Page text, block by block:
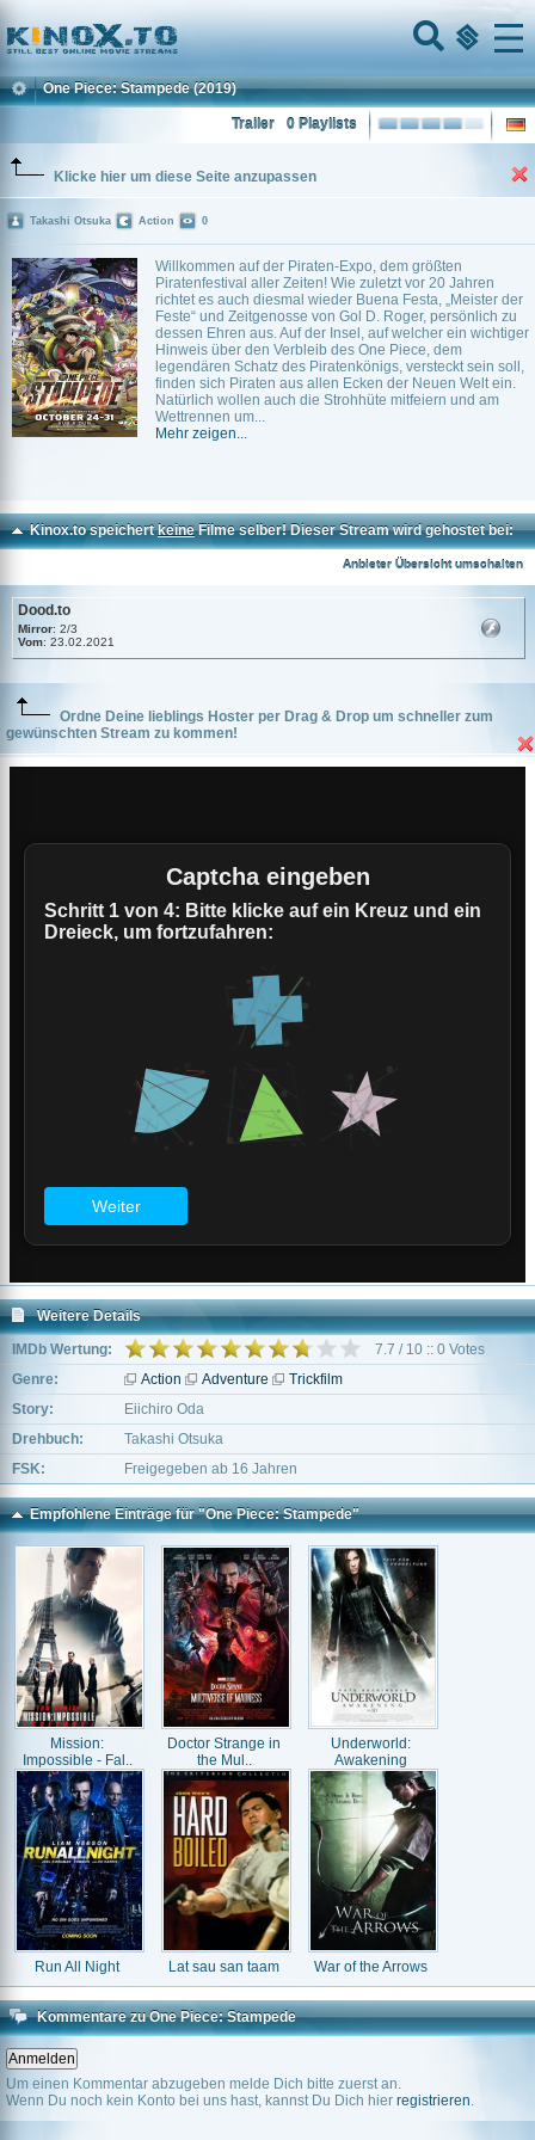
Home
Menu
One Piece: Stampede (2019)
0 Playlists
Trailer
Klicke hier um diese Seite anzupassen
Willkommen auf der Piraten-Expo, dem größten
Piratenfestival aller Zeiten! Wie zuletzt vor 20 Jahren
richtet es auch diesmal wieder Buena Festa, „Meister der
Feste“ und Zeitgenosse von Gol D. Roger, persönlich zu
dessen Ehren aus. Auf der Insel, auf welcher ein wichtiger
Hinweis über den Verbleib des One Piece, dem
legendären Schatz des Piratenkönigs, versteckt sein soll,
finden sich Piraten aus allen Ecken der Neuen Welt ein.
Natürlich wollen auch die Strohhüte mitfeiern und am
Wettrennen um...
Mehr zeigen...
Takashi Otsuka Action 0
Kinox.to speichertkeineFilme selber! Dieser Stream wird gehostet bei:
Anbieter Übersicht umschalten
Dood.to
Mirror: 2/3
Vom: 23.02.2021
Ordne Deine lieblings Hoster per Drag & Drop um schneller zum
gewünschten Stream zu kommen!
Weitere Details
IMDb Wertung:
7.7 / 10 :: 0 Votes
Genre:
Action Adventure
Trickfilm
Story:
Eiichiro Oda
Drehbuch:
Takashi Otsuka
FSK:
Freigegeben ab 16 Jahren
Empfohlene Einträge für "One Piece: Stampede"
Mission:
Impossible - Fal..
Doctor Strange in
the Mul..
Underworld:
Awakening
Run All Night Lat sau san taam War of the Arrows
Kommentare zu One Piece: Stampede
Um einen Kommentar abzugeben melde Dich bitte zuerst an.
Wenn Du noch kein Konto bei uns hast, kannst Du Dich hier registrieren.